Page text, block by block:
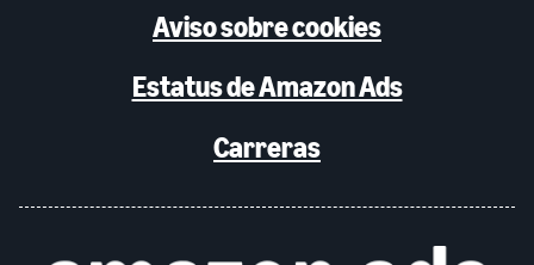
Aviso sobre cookies
Estatus de Amazon Ads
Carreras